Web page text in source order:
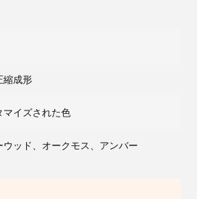
縮成形
マイズされた色
ウッド、オークモス、アンバー